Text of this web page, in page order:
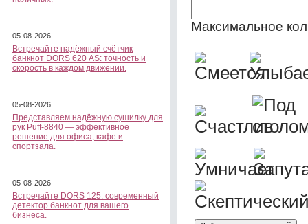
05-08-2026
Встречайте надёжный счётчик
банкнот DORS 620 АS: точность и
скорость в каждом движении.
05-08-2026
Представляем надёжную сушилку для
рук Puff-8840 — эффективное
решение для офиса, кафе и
спортзала.
05-08-2026
Встречайте DORS 125: современный
детектор банкнот для вашего
бизнеса.
Максимальное